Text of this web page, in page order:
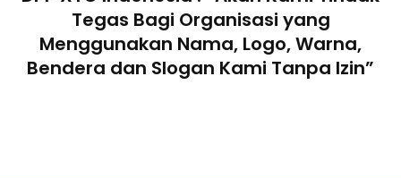
Tegas Bagi Organisasi yang
Menggunakan Nama, Logo, Warna,
Bendera dan Slogan Kami Tanpa Izin”